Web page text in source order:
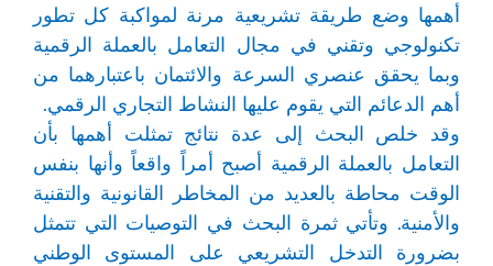
أهمها وضع طريقة تشريعية مرنة لمواكبة كل تطور
تكنولوجي وتقني في مجال التعامل بالعملة الرقمية
وبما يحقق عنصري السرعة والائتمان باعتبارهما من
أهم الدعائم التي يقوم عليها النشاط التجاري الرقمي.
وقد خلص البحث إلى عدة نتائج تمثلت أهمها بأن
التعامل بالعملة الرقمية أصبح أمراً واقعاً وأنها بنفس
الوقت محاطة بالعديد من المخاطر القانونية والتقنية
والأمنية. وتأتي ثمرة البحث في التوصيات التي تتمثل
بضرورة التدخل التشريعي على المستوى الوطني